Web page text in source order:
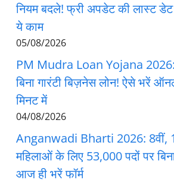
नियम बदले! फ्री अपडेट की लास्ट
ये काम
05/08/2026
PM Mudra Loan Yojana
बिना गारंटी बिज़नेस लोन! ऐसे भरें
मिनट में
04/08/2026
Anganwadi Bharti 2026: 8वीं,
महिलाओं के लिए 53,000 पदों पर बिना
आज ही भरें फॉर्म